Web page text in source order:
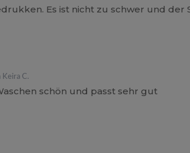
Es ist nicht zu schwer und der
Keira C.
schön und passt sehr gut